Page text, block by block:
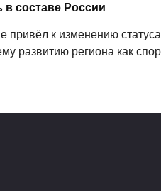
в составе России
к изменению
развитию региона как